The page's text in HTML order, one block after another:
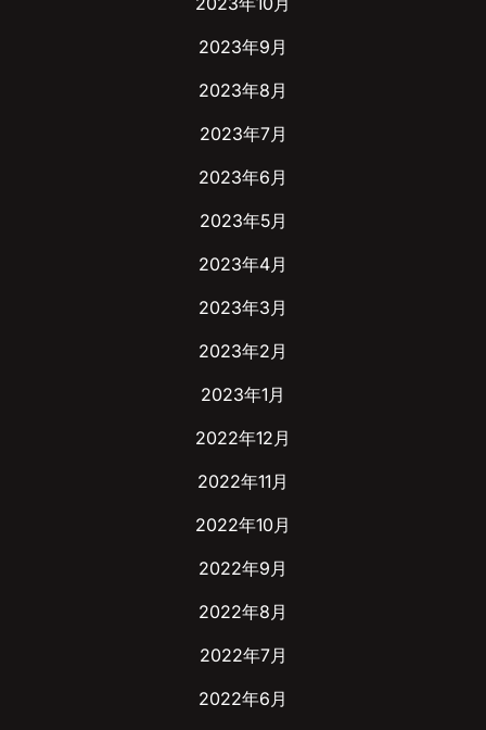
2023年9月
2023年8月
2023年7月
2023年6月
2023年5月
2023年4月
2023年3月
2023年2月
2023年1月
2022年12月
2022年11月
2022年10月
2022年9月
2022年8月
2022年7月
2022年6月